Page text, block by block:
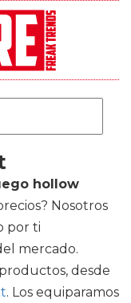
hollow
Nosotros
por ti
mercado.
desde
. Los equiparamos